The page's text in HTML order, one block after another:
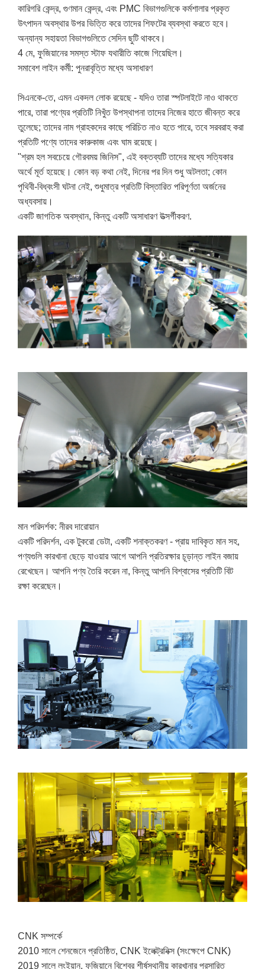
কারিগরি কেন্দ্র, গুণমান কেন্দ্র, এবং PMC বিভাগগুলিকে কর্মশালার প্রকৃত
উৎপাদন অবস্থার উপর ভিত্তি করে তাদের শিফটের ব্যবস্থা করতে হবে।
অন্যান্য সহায়তা বিভাগগুলিতে সেদিন ছুটি থাকবে।
4 মে, ফুজিয়ানের সমস্ত স্টাফ যথারীতি কাজে গিয়েছিল।
সমাবেশ লাইন কর্মী: পুনরাবৃত্তি মধ্যে অসাধারণ
সিএনকে-তে, এমন একদল লোক রয়েছে - যদিও তারা স্পটলাইটে নাও থাকতে
পারে, তারা পণ্যের প্রতিটি নিখুঁত উপস্থাপনা তাদের নিজের হাতে জীবন্ত করে
তুলেছে; তাদের নাম গ্রাহকদের কাছে পরিচিত নাও হতে পারে, তবে সরবরাহ করা
প্রতিটি পণ্যে তাদের কারুকাজ এবং ঘাম রয়েছে।
"শ্রম হল সবচেয়ে গৌরবময় জিনিস", এই বক্তব্যটি তাদের মধ্যে সত্যিকার
অর্থে মূর্ত হয়েছে। কোন বড় কথা নেই, দিনের পর দিন শুধু অটলতা; কোন
পৃথিবী-বিধ্বংসী ঘটনা নেই, শুধুমাত্র প্রতিটি বিস্তারিত পরিপূর্ণতা অর্জনের
অধ্যবসায়।
একটি জাগতিক অবস্থান, কিন্তু একটি অসাধারণ উত্সর্গীকরণ.
মান পরিদর্শক: নীরব দারোয়ান
একটি পরিদর্শন, এক টুকরো ডেটা, একটি শনাক্তকরণ - প্রায় দাবিকৃত মান সহ,
পণ্যগুলি কারখানা ছেড়ে যাওয়ার আগে আপনি প্রতিরক্ষার চূড়ান্ত লাইন বজায়
রেখেছেন। আপনি পণ্য তৈরি করেন না, কিন্তু আপনি বিশ্বাসের প্রতিটি বিট
রক্ষা করেছেন।
CNK সম্পর্কে
2010 সালে শেনজেনে প্রতিষ্ঠিত, CNK ইলেক্ট্রনিক্স (সংক্ষেপে CNK)
2019 সালে লংইয়ান, ফুজিয়ানে বিশ্বের শীর্ষস্থানীয় কারখানার প্রসারিত